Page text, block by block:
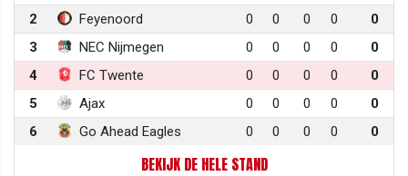
2
Feyenoord 0 0 0 0
0
3
NEC Nijmegen 0 0 0 0
0
4
FC Twente 0 0 0 0
0
5
Ajax 0 0 0 0
0
6
Go Ahead Eagles 0 0 0 0 0
BEKIJK DE HELE STAND